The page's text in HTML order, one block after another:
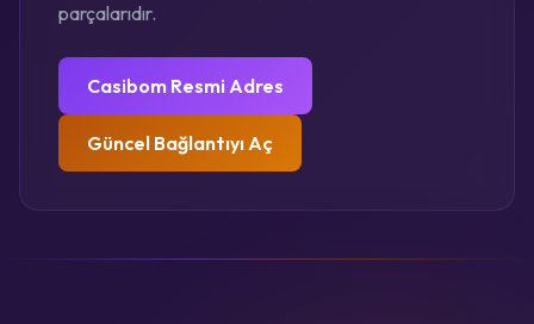
parçalarıdır.
Casibom Resmi Adres
Güncel Bağlantıyı Aç